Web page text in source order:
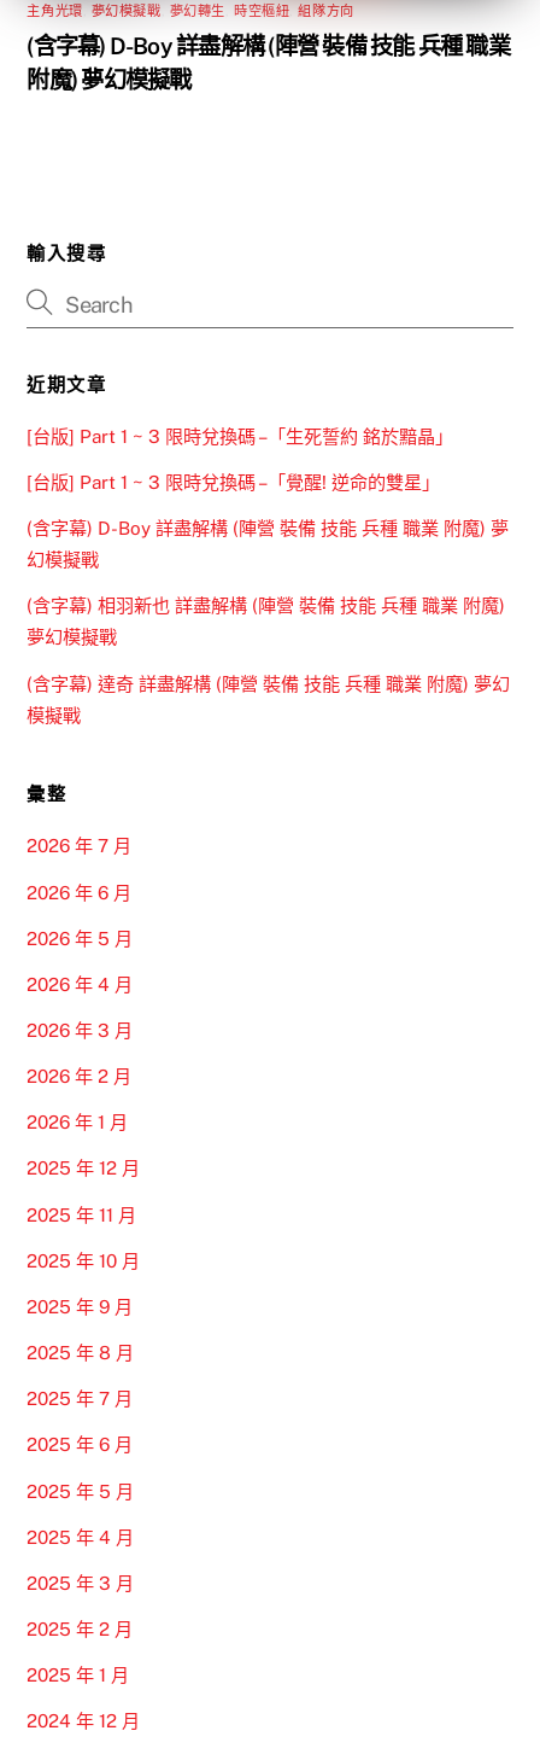
主角光環 夢幻模擬戰 夢幻轉生 ,時空樞紐 ,組隊方向
(含字幕) D-Boy 詳盡解構 (陣營 裝備 技能 兵種 職業
附魔) 夢幻模擬戰
輸入搜尋
近期文章
[台版] Part 1 ~ 3 限時兌換碼 –「生死誓約 銘於黯晶」
[台版] Part 1 ~ 3 限時兌換碼 –「覺醒! 逆命的雙星」
(含字幕) D-Boy 詳盡解構 (陣營 裝備 技能 兵種 職業 附魔) 夢
幻模擬戰
(含字幕) 相羽新也 詳盡解構 (陣營 裝備 技能 兵種 職業 附魔)
夢幻模擬戰
(含字幕) 達奇 詳盡解構 (陣營 裝備 技能 兵種 職業 附魔) 夢幻
模擬戰
彙整
2026 年 7 月
2026 年 6 月
2026 年 5 月
2026 年 4 月
2026 年 3 月
2026 年 2 月
2026 年 1 月
2025 年 12 月
2025 年 11 月
2025 年 10 月
2025 年 9 月
2025 年 8 月
2025 年 7 月
2025 年 6 月
2025 年 5 月
2025 年 4 月
2025 年 3 月
2025 年 2 月
2025 年 1 月
2024 年 12 月